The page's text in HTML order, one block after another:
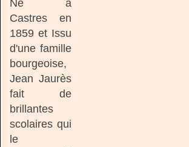
Né à
Castres en
1859 et Issu
d'une famille
bourgeoise,
Jean Jaurès
fait de
brillantes
scolaires qui
le